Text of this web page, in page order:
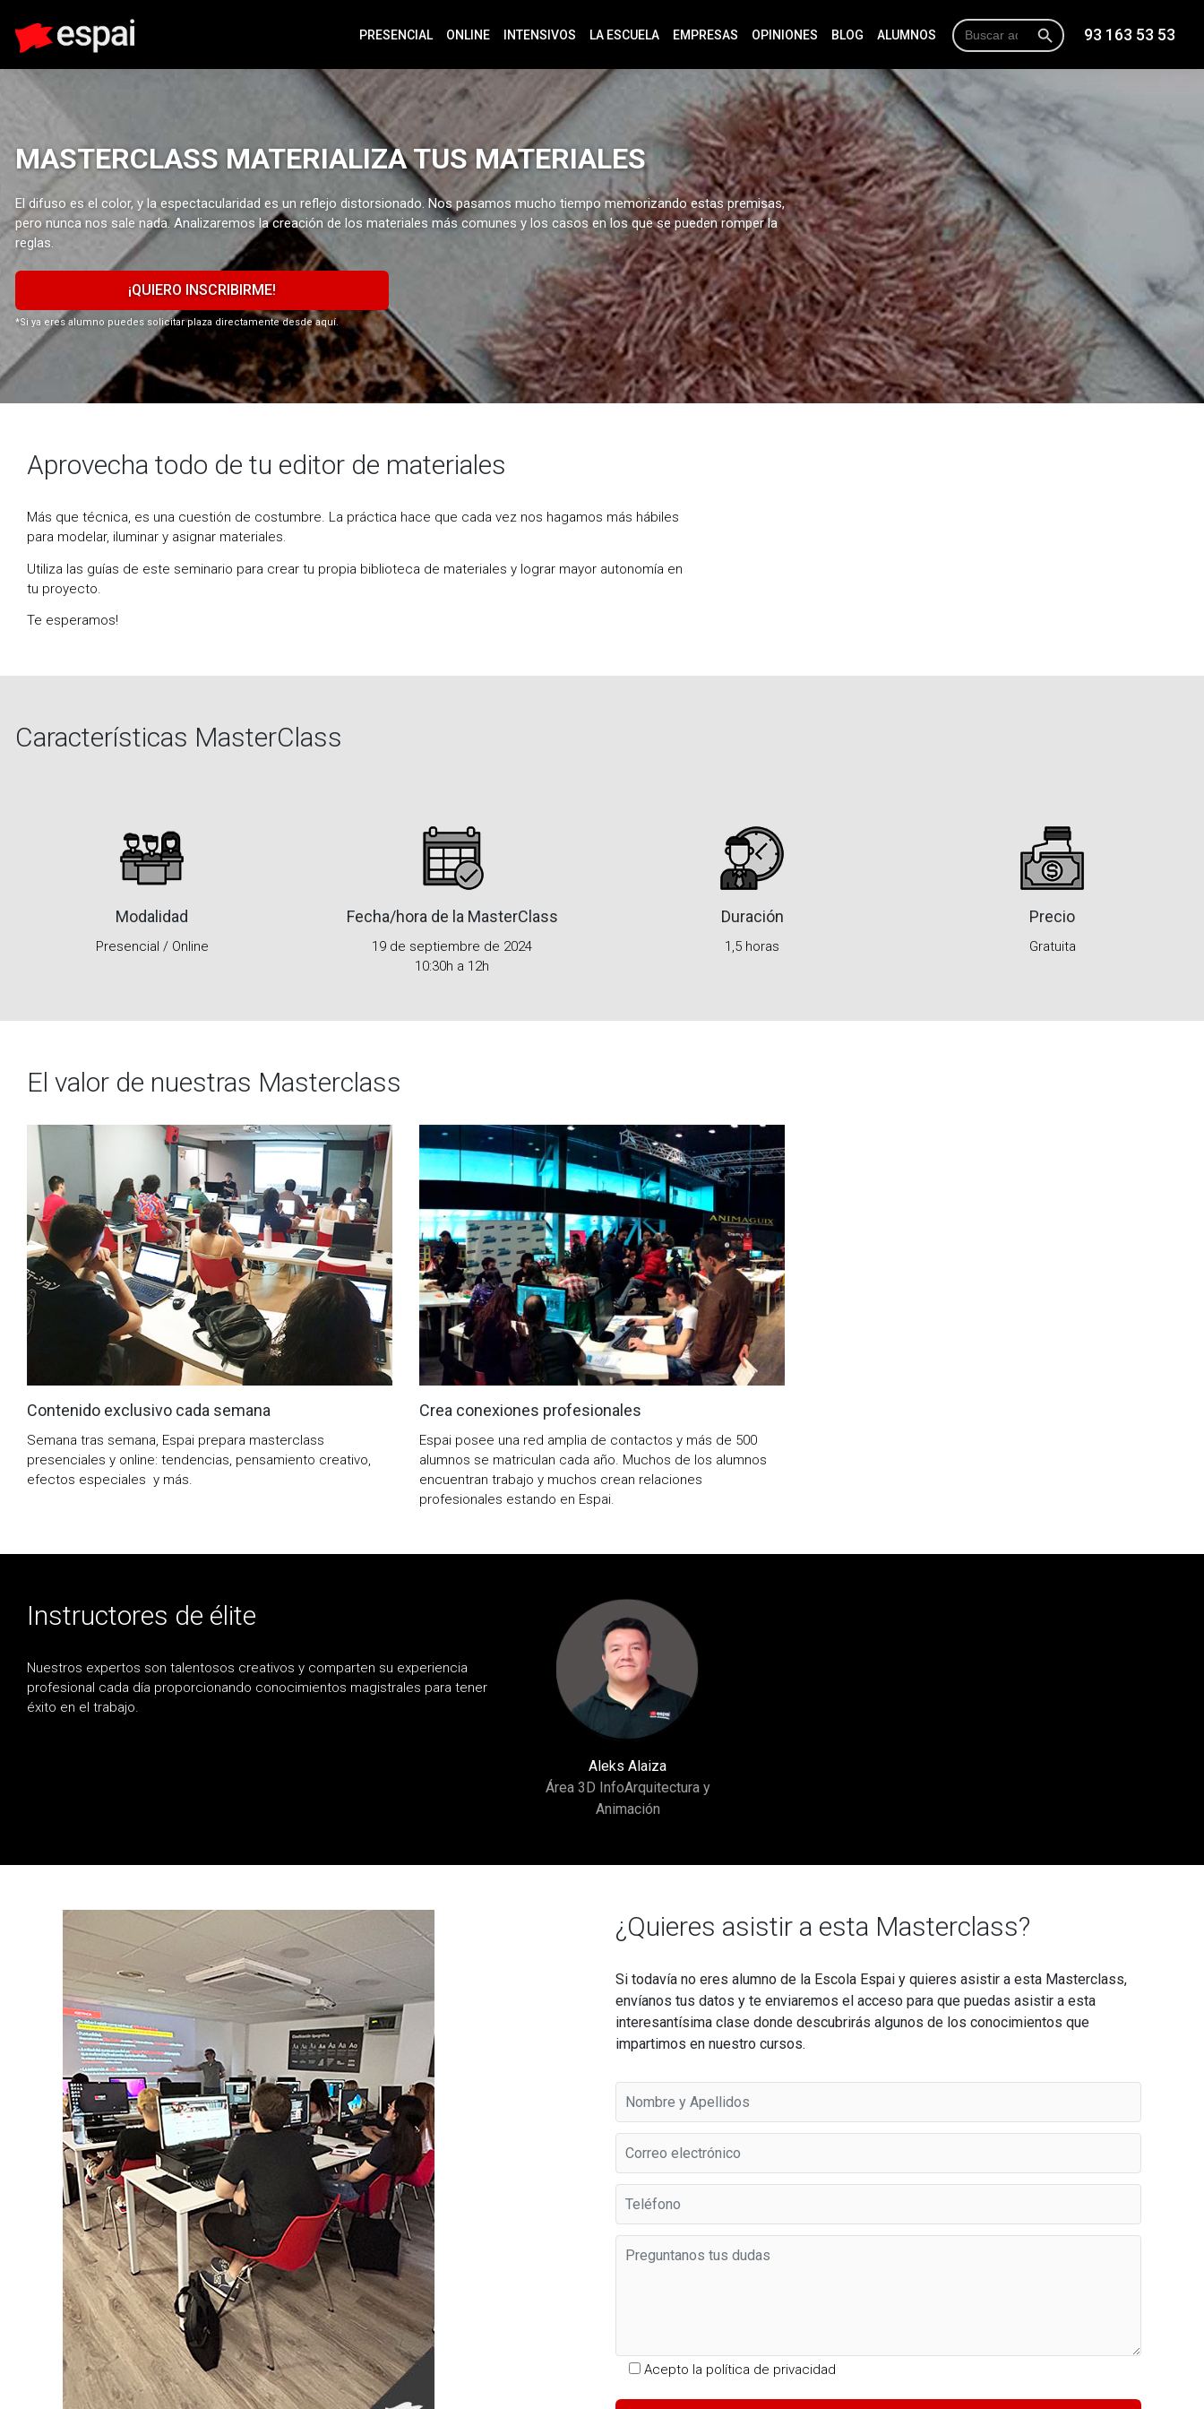
PRESENCIAL ONLINE INTENSIVOS LA ESCUELA EMPRESAS OPINIONES BLOG ALUMNOS 93 163 53 53
Buscar: Botón de búsqueda
MASTERCLASS MATERIALIZA TUS MATERIALES
El difuso es el color, y la espectacularidad es un reflejo distorsionado. Nos pasamos mucho tiempo memorizando estas premisas,
pero nunca nos sale nada. Analizaremos la creación de los materiales más comunes y los casos en los que se pueden romper la
reglas.
¡QUIERO INSCRIBIRME!
*Si ya eres alumno puedes solicitar plaza directamente desde aquí.
Aprovecha todo de tu editor de materiales
Más que técnica, es una cuestión de costumbre. La práctica hace que cada vez nos hagamos más hábiles
para modelar, iluminar y asignar materiales.
Utiliza las guías de este seminario para crear tu propia biblioteca de materiales y lograr mayor autonomía en
tu proyecto.
Te esperamos!
Características MasterClass
Modalidad
Presencial / Online
Fecha/hora de la MasterClass
19 de septiembre de 2024
10:30h a 12h
Duración
1,5 horas
Precio
Gratuita
El valor de nuestras Masterclass
Contenido exclusivo cada semana
Semana tras semana, Espai prepara masterclass
presenciales y online: tendencias, pensamiento creativo,
efectos especiales y más.
Crea conexiones profesionales
Espai posee una red amplia de contactos y más de 500
alumnos se matriculan cada año. Muchos de los alumnos
encuentran trabajo y muchos crean relaciones
profesionales estando en Espai.
Instructores de élite
Nuestros expertos son talentosos creativos y comparten su experiencia
profesional cada día proporcionando conocimientos magistrales para tener
éxito en el trabajo.
Aleks Alaiza
Área 3D InfoArquitectura y
Animación
¿Quieres asistir a esta Masterclass?
Si todavía no eres alumno de la Escola Espai y quieres asistir a esta Masterclass,
envíanos tus datos y te enviaremos el acceso para que puedas asistir a esta
interesantísima clase donde descubrirás algunos de los conocimientos que
impartimos en nuestro cursos.
Acepto la política de privacidad